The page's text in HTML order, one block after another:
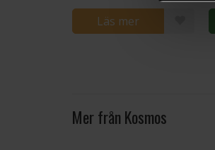
Läs mer
Mer från Kosmos